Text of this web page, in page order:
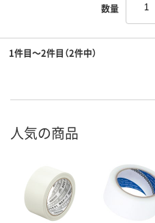
数量
1件目～2件目（2件中）
人気の商品